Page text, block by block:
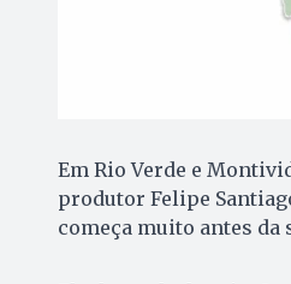
Em Rio Verde e
produtor Felipe
começa muito antes da